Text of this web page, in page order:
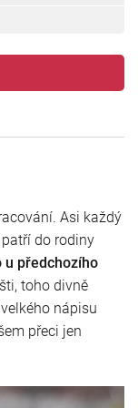
Asi každý
do rodiny
u předchozího
toho divně
nápisu
přeci jen